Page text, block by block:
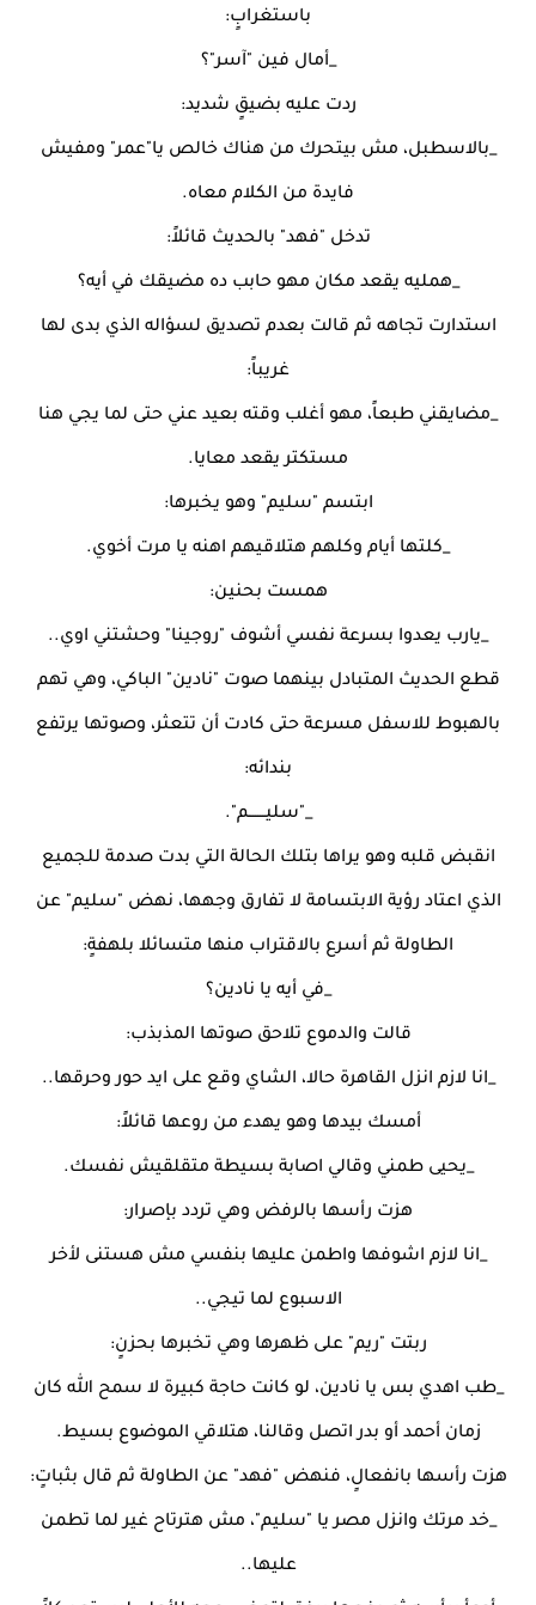
باستغرابٍ:
_أمال فين "آسر"؟
ردت عليه بضيقٍ شديد:
_بالاسطبل، مش بيتحرك من هناك خالص يا"عمر" ومفيش
فايدة من الكلام معاه.
تدخل "فهد" بالحديث قائلاً:
_همليه يقعد مكان مهو حابب ده مضيقك في أيه؟
استدارت تجاهه ثم قالت بعدم تصديق لسؤاله الذي بدى لها
غريباً:
_مضايقني طبعاً، مهو أغلب وقته بعيد عني حتى لما يجي هنا
مستكتر يقعد معايا.
ابتسم "سليم" وهو يخبرها:
_كلتها أيام وكلهم هتلاقيهم اهنه يا مرت أخوي.
همست بحنين:
_يارب يعدوا بسرعة نفسي أشوف "روجينا" وحشتني اوي..
قطع الحديث المتبادل بينهما صوت "نادين" الباكي، وهي تهم
بالهبوط للاسفل مسرعة حتى كادت أن تتعثر، وصوتها يرتفع
بندائه:
_"سليـــــــم".
انقبض قلبه وهو يراها بتلك الحالة التي بدت صدمة للجميع
الذي اعتاد رؤية الابتسامة لا تفارق وجهها، نهض "سليم" عن
الطاولة ثم أسرع بالاقتراب منها متسائلا بلهفةٍ:
_في أيه يا نادين؟
قالت والدموع تلاحق صوتها المذبذب:
_انا لازم انزل القاهرة حالا، الشاي وقع على ايد حور وحرقها..
أمسك بيدها وهو يهدء من روعها قائلاً:
_يحيى طمني وقالي اصابة بسيطة متقلقيش نفسك.
هزت رأسها بالرفض وهي تردد بإصرار:
_انا لازم اشوفها واطمن عليها بنفسي مش هستنى لأخر
الاسبوع لما تيجي..
ربتت "ريم" على ظهرها وهي تخبرها بحزنٍ:
_طب اهدي بس يا نادين، لو كانت حاجة كبيرة لا سمح الله كان
زمان أحمد أو بدر اتصل وقالنا، هتلاقي الموضوع بسيط.
هزت رأسها بانفعالٍ، فنهض "فهد" عن الطاولة ثم قال بثباتٍ:
_خد مرتك وانزل مصر يا "سليم"، مش هترتاح غير لما تطمن
عليها..